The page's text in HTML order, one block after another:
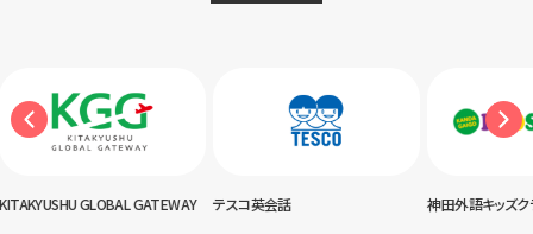
GLOBAL GATEWAY テスコ英会話 神田外語キッズクラブ